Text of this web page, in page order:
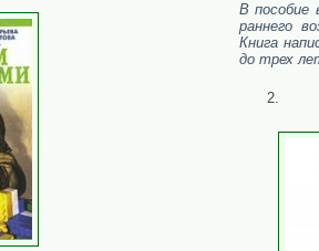
В пособие
раннего
Книга
до трех
2.